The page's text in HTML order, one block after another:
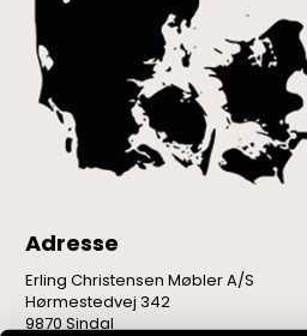
Adresse
Erling Christensen Møbler A/S
Hørmestedvej 342
9870 Sindal